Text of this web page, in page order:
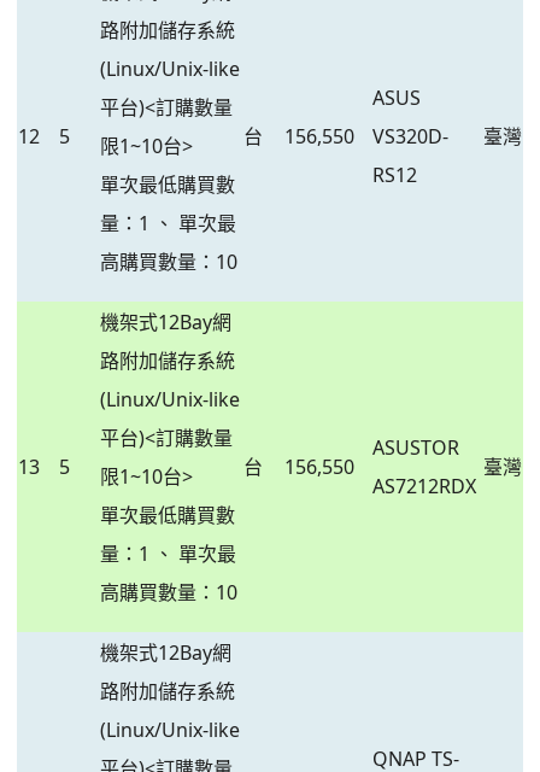
12 5
路附加儲存系統
(Linux/Unix-like
平台)<訂購數量
限1~10台>
單次最低購買數
量：1 、 單次最
高購買數量：10
台 156,550
ASUS
VS320D-
RS12
臺灣
13 5
機架式12Bay網
路附加儲存系統
(Linux/Unix-like
平台)<訂購數量
限1~10台>
單次最低購買數
量：1 、 單次最
高購買數量：10
台 156,550
ASUSTOR
AS7212RDX
臺灣
機架式12Bay網
路附加儲存系統
(Linux/Unix-like
QNAP TS-